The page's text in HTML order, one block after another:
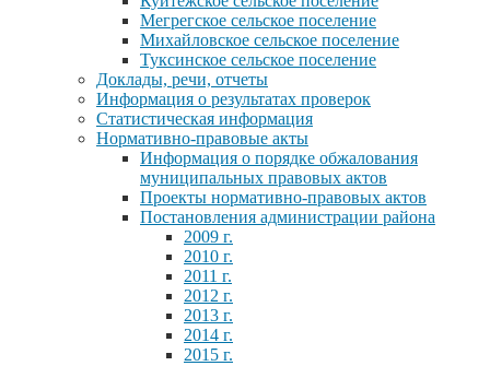
Мегрегское сельское поселение
Михайловское сельское поселение
Туксинское сельское поселение
Доклады, речи, отчеты
Информация о результатах проверок
Статистическая информация
Нормативно-правовые акты
Информация о порядке обжалования
муниципальных правовых актов
Проекты нормативно-правовых актов
Постановления администрации района
2009 г.
2010 г.
2011 г.
2012 г.
2013 г.
2014 г.
2015 г.